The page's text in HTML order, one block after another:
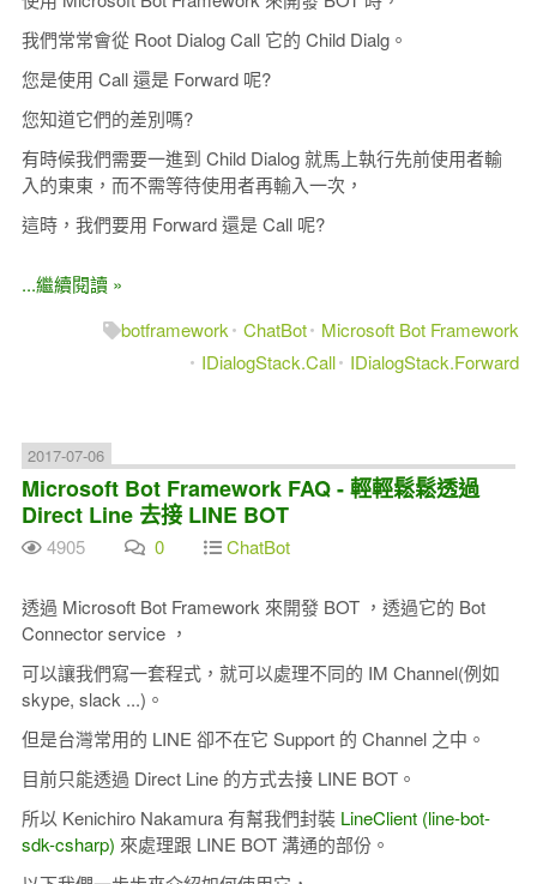
我們常常會從 Root Dialog Call 它的 Child Dialg。
您是使用 Call 還是 Forward 呢?
您知道它們的差別嗎?
有時候我們需要一進到 Child Dialog 就馬上執行先前使用者輸
入的東東，而不需等待使用者再輸入一次，
這時，我們要用 Forward 還是 Call 呢?
...繼續閱讀 »
botframework
ChatBot
Microsoft Bot Framework
IDialogStack.Call
IDialogStack.Forward
2017-07-06
Microsoft Bot Framework FAQ - 輕輕鬆鬆透過
Direct Line 去接 LINE BOT
4905 0 ChatBot
透過 Microsoft Bot Framework 來開發 BOT ，透過它的 Bot
Connector service ，
可以讓我們寫一套程式，就可以處理不同的 IM Channel(例如
skype, slack ...)。
但是台灣常用的 LINE 卻不在它 Support 的 Channel 之中。
目前只能透過 Direct Line 的方式去接 LINE BOT。
所以 Kenichiro Nakamura 有幫我們封裝 LineClient (line-bot-
sdk-csharp) 來處理跟 LINE BOT 溝通的部份。